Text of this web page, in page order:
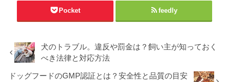
Pocket feedly
犬のトラブル。違反や罰金は？飼い主が知っておく
べき法律と対応方法
ドッグフードのGMP認証とは？安全性と品質の目安